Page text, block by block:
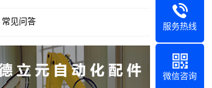
常见问答 服务热线
微信咨询